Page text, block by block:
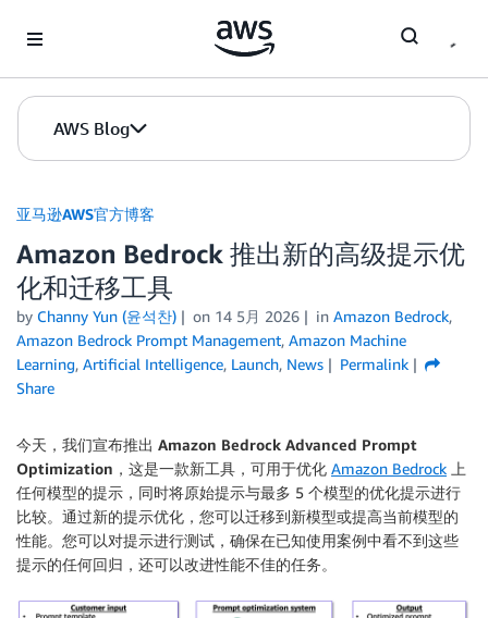
AWS Blog
亚马逊AWS官方博客
Amazon Bedrock 推出新的高级提示优
化和迁移工具
by Channy Yun (윤석찬) on 14 5月 2026 in Amazon Bedrock,
Amazon Bedrock Prompt Management, Amazon Machine
Learning, Artificial Intelligence, Launch, News
Permalink
Share
今天，我们宣布推出 Amazon Bedrock Advanced Prompt
Optimization ，这是一款新工具，可用于优化 Amazon Bedrock 上
任何模型的提示，同时将原始提示与最多 5 个模型的优化提示进行
比较。通过新的提示优化，您可以迁移到新模型或提高当前模型的
性能。您可以对提示进行测试，确保在已知使用案例中看不到这些
提示的任何回归，还可以改进性能不佳的任务。